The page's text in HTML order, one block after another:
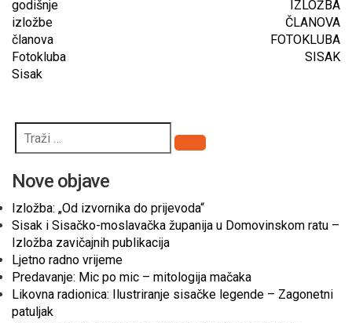
godišnje
izložbe
članova
Fotokluba
Sisak
IZLOŽBA
ČLANOVA
FOTOKLUBA
SISAK
Pretraži
Nove objave
Izložba: „Od izvornika do prijevoda“
Sisak i Sisačko-moslavačka županija u Domovinskom ratu –
Izložba zavičajnih publikacija
Ljetno radno vrijeme
Predavanje: Mic po mic – mitologija mačaka
Likovna radionica: Ilustriranje sisačke legende – Zagonetni
patuljak